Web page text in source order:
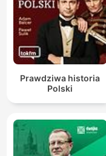
Prawdziwa historia
Polski